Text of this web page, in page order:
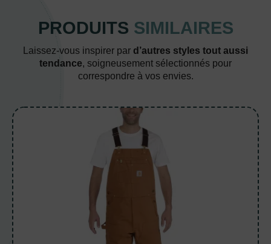
PRODUITS SIMILAIRES
Laissez-vous inspirer par d’autres styles tout aussi
tendance, soigneusement sélectionnés pour
correspondre à vos envies.